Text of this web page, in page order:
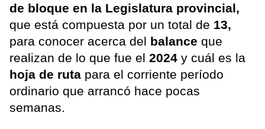
de bloque en la Legislatura provincial,
que está compuesta por un total de 13,
para conocer acerca del balance que
realizan de lo que fue el 2024 y cuál es la
hoja de ruta para el corriente período
ordinario que arrancó hace pocas
semanas.